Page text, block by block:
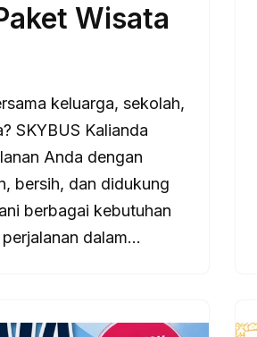
Wisata
keluarga, sekolah,
SKYBUS Kalianda
Anda dengan
bersih, dan didukung
berbagai kebutuhan
dalam…